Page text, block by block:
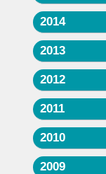
2014
2013
2012
2011
2010
2009